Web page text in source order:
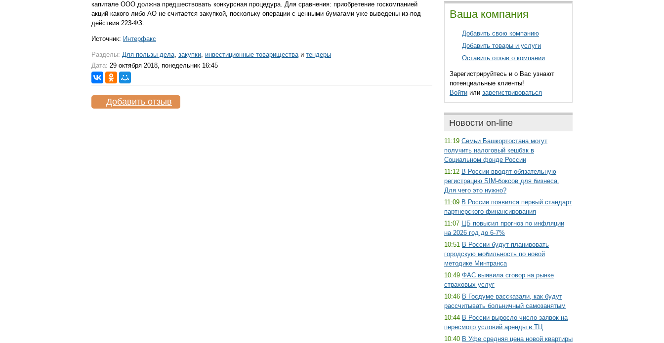
капитале ООО должна предшествовать конкурсная процедура. Для сравнения: приобретение госкомпанией
акций какого либо АО не считается закупкой, поскольку операции с ценными бумагами уже выведены из-под
действия 223-ФЗ.
Источник: Интерфакс
Разделы: Для пользы дела, закупки, инвестиционные товариществаи тендеры
Дата: 29 октября 2018, понедельник 16:45
Добавить отзыв
Ваша компания
Добавить свою компанию
Добавить товары и услуги
Оставить отзыв о компании
Зарегистрируйтесь и о Вас узнают
потенциальные клиенты!
Войти или зарегистрироваться
Новости on-line
11:19 Семьи Башкортостана могут
получить налоговый кешбэк в
Социальном фонде России
11:12 В России вводят обязательную
регистрацию SIM-боксов для бизнеса.
Для чего это нужно?
11:09 В России появился первый стандарт
партнерского финансирования
11:07 ЦБ повысил прогноз по инфляции
на 2026 год до 6-7%
10:51 В России будут планировать
городскую мобильность по новой
методике Минтранса
10:49 ФАС выявила сговор на рынке
страховых услуг
10:46 В Госдуме рассказали, как будут
рассчитывать больничный самозанятым
10:44 В России выросло число заявок на
пересмотр условий аренды в ТЦ
10:40 В Уфе средняя цена новой квартиры